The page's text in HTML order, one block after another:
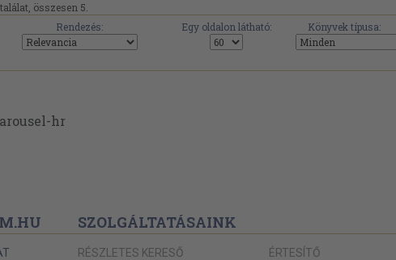
összesen 5.
Rendezés:
Egy oldalon látható: Könyvek típusa:
SZOLGÁLTATÁSAINK
RÉSZLETES KERESŐ ÉRTESÍTŐ